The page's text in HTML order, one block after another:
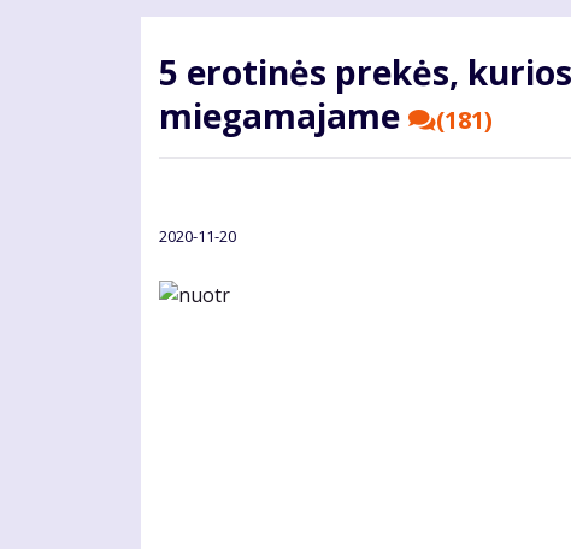
5 erotinės prekės,
miegamajame
(181)
2020-11-20